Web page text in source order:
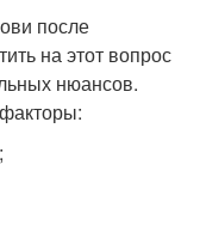
после
на этот вопрос
нюансов.